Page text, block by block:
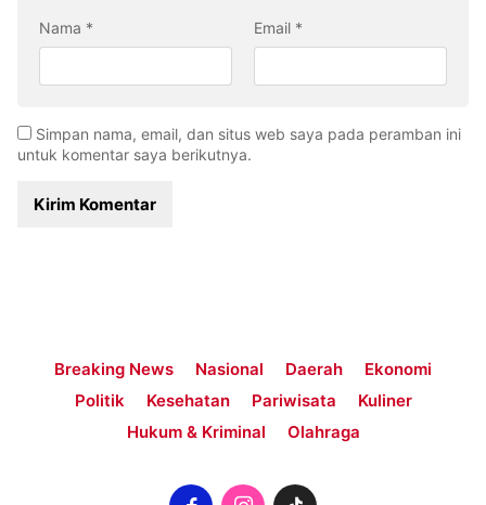
Nama * Email *
Simpan nama, email, dan situs web saya pada peramban ini
untuk komentar saya berikutnya.
Breaking News Nasional Daerah
Ekonomi
Politik
Kesehatan Pariwisata
Kuliner
Hukum & Kriminal
Olahraga